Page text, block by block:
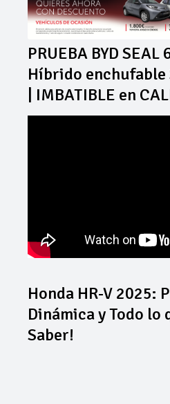
PRUEBA BYD SEAL
Híbrido enchufable
| IMBATIBLE en
Honda HR-V 2025:
Dinámica y Todo lo
Saber!